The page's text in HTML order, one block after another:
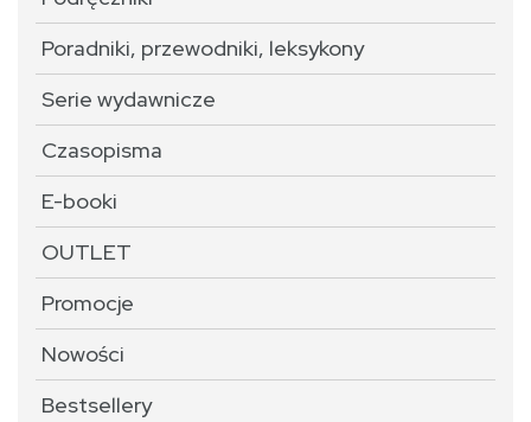
Poradniki, przewodniki, leksykony
Serie wydawnicze
Czasopisma
E-booki
OUTLET
Promocje
Nowości
Bestsellery